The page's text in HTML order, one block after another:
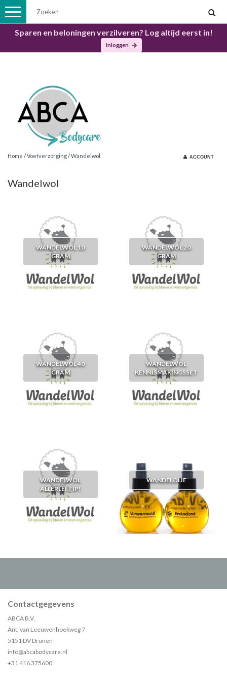
Sparen en beloningen verzilveren? Log altijd eerst in!
Inloggen
Toggle
navigation
Home /Voetverzorging/Wandelwol ACCOUNT
Wandelwol
WANDELWOL 10
GRAM
WANDELWOL 20
GRAM
WANDELWOL 40
GRAM
WANDELWOL
KENNISMAKINGSSET
WANDELWOL
ALLERLEI TIP!
WANDELOLIE
Contactgegevens
ABCA B.V.
Ant. van Leeuwenhoekweg 7
5151 DV Drunen
info@abcabodycare.nl
+31 416 375600